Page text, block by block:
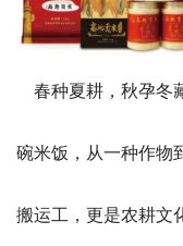
春种夏耕，秋孕冬
碗米饭，从一种作物
搬运工，更是农耕文